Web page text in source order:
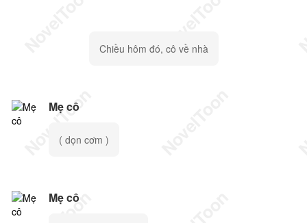
Chiều hôm đó, cô về nhà
Mẹ cô
( dọn cơm )
Mẹ cô